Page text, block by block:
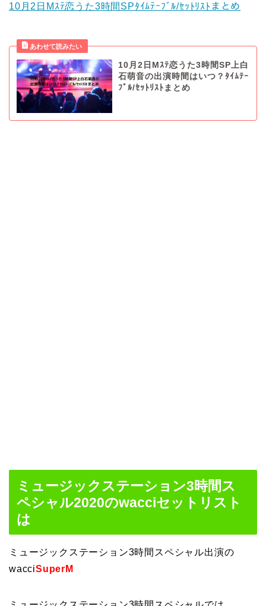
10月2日Mｽﾃ恋うた3時間SPﾀｲﾑﾃｰﾌﾞﾙ/ｾｯﾄﾘｽﾄまとめ
10月2日Mｽﾃ恋うた3時間SP上白
石萌音の出演時間はいつ？ﾀｲﾑﾃｰ
ﾌﾞﾙ/ｾｯﾄﾘｽﾄまとめ
ミュージックステーション3時間ス
ペシャル2020のwacciセットリスト
は
ミュージックステーション3時間スペシャル出演の
wacciSuperM